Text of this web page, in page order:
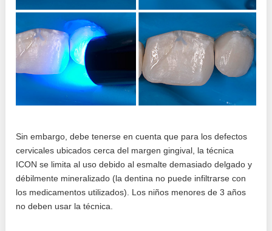
Sin embargo, debe tenerse en cuenta que para los defectos
cervicales ubicados cerca del margen gingival, la técnica
ICON se limita al uso debido al esmalte demasiado delgado y
débilmente mineralizado (la dentina no puede infiltrarse con
los medicamentos utilizados). Los niños menores de 3 años
no deben usar la técnica.